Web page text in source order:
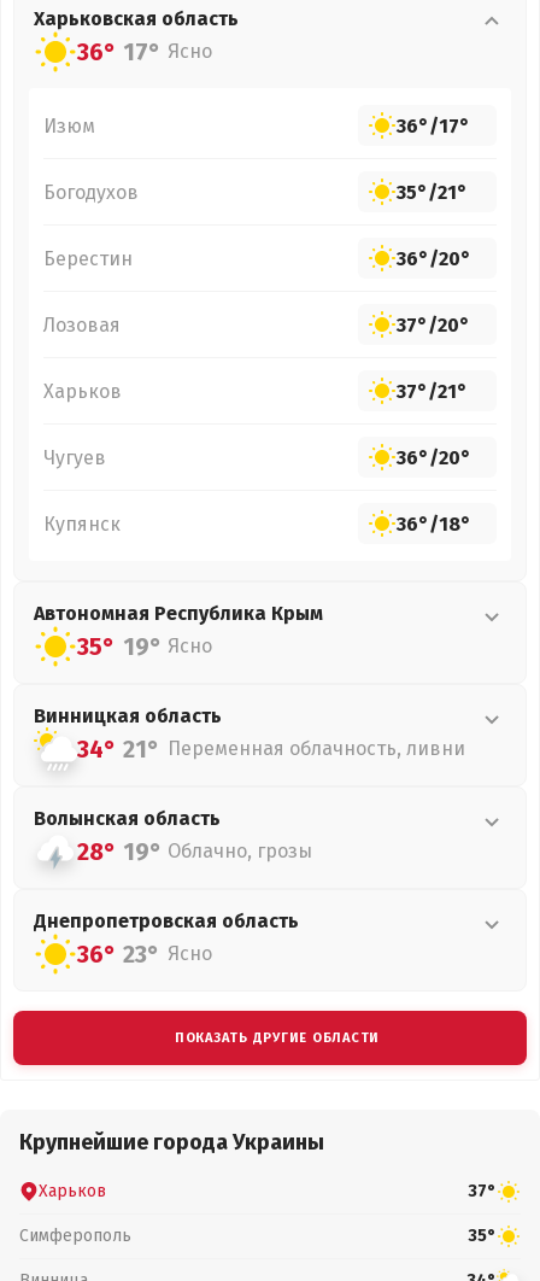
Харьковская область
36° 17° Ясно
Изюм 36°/17°
Богодухов 35°/21°
Берестин 36°/20°
Лозовая 37°/20°
Харьков 37°/21°
Чугуев 36°/20°
Купянск 36°/18°
Автономная Республика Крым
35° 19° Ясно
Винницкая область
34° 21° Переменная облачность, ливни
Волынская область
28° 19° Облачно, грозы
Днепропетровская область
36° 23° Ясно
ПОКАЗАТЬ ДРУГИЕ ОБЛАСТИ
Крупнейшие города Украины
Харьков 37°
Симферополь 35°